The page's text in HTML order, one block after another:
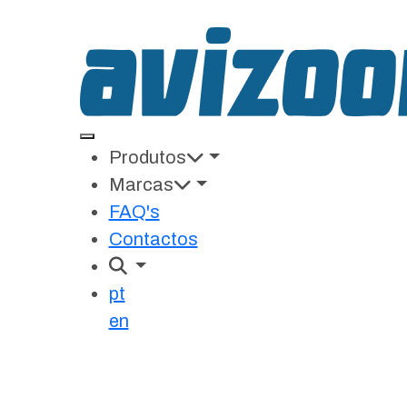
Produtos
Marcas
FAQ's
Contactos
pt
en
Erro 404